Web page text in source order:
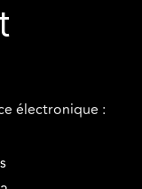
électronique :